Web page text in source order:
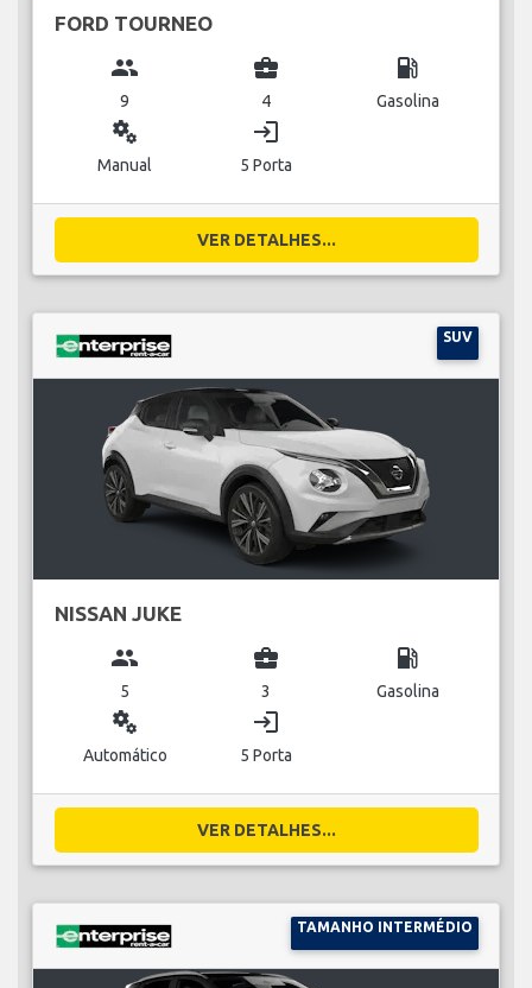
FORD TOURNEO
group
9
business_center
4
local_gas_station
Gasolina
miscellaneous_services
Manual
login
5 Porta
VER DETALHES...
SUV
NISSAN JUKE
group
5
business_center
3
local_gas_station
Gasolina
miscellaneous_services
Automático
login
5 Porta
VER DETALHES...
TAMANHO INTERMÉDIO